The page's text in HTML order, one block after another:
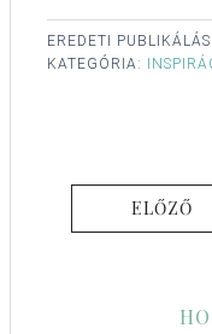
EREDETI
KATEGÓRIA:
ELŐZŐ